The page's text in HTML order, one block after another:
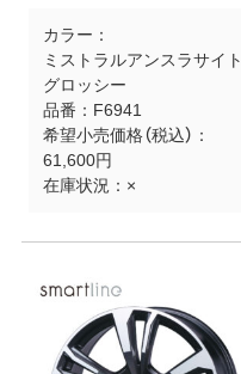
カラー：
ミストラルアンスラサイト
グロッシー
品番： F6941
希望小売価格（税込）：
61,600円
在庫状況： ×